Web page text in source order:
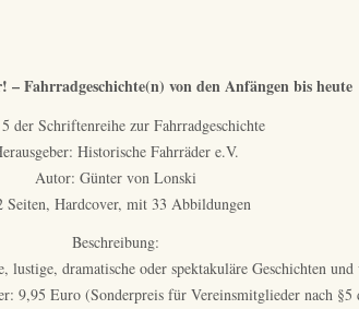
– Fahrradgeschichte(n) von den Anfängen bis heute
der Schriftenreihe zur Fahrradgeschichte
Historische Fahrräder e.V.
Autor: Günter von Lonski
Seiten, Hardcover, mit 33 Abbildungen
Beschreibung:
dramatische oder spektakuläre Geschichten
9,95 Euro (Sonderpreis für Vereinsmitglieder nach §5